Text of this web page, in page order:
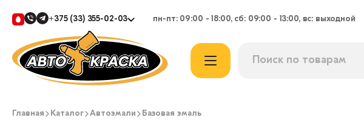
+375 (33) 355-02-03 пн-пт: 09:00 - 18:00, сб: 09:00 - 13:00, вс: выходной
Главная Каталог Автоэмали Базовая эмаль